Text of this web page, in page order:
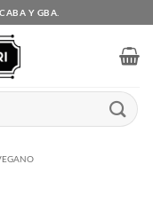
Y GBA.